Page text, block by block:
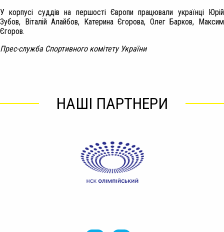
У корпусі суддів на першості Європи працювали українці Юрій
Зубов, Віталій Алайбов, Катерина Єгорова, Олег Барков, Максим
Єгоров.
Прес-служба Спортивного комітету України
НАШІ ПАРТНЕРИ